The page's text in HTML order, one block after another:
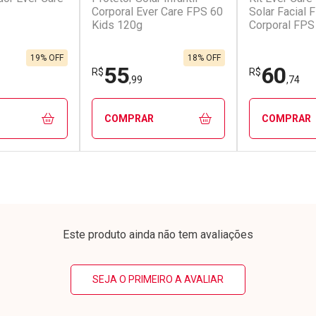
cada
cada
Por R$ 32,74/cada
Por R$ 32,74/cada
Por R$
Por R$
19% OFF
Corporal Ever Care FPS 60
Kids 120g
R$55,99
18% OFF
COMPRAR
Solar Facial
Corporal
R$60,74
COMPRAR
Este produto ainda não tem avaliações
SEJA O PRIMEIRO A AVALIAR